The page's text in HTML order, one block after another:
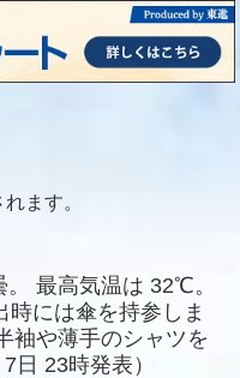
ます。
最高気温は 32℃。
時には傘を持参しま
袖や薄手のシャツを
日 23時発表）